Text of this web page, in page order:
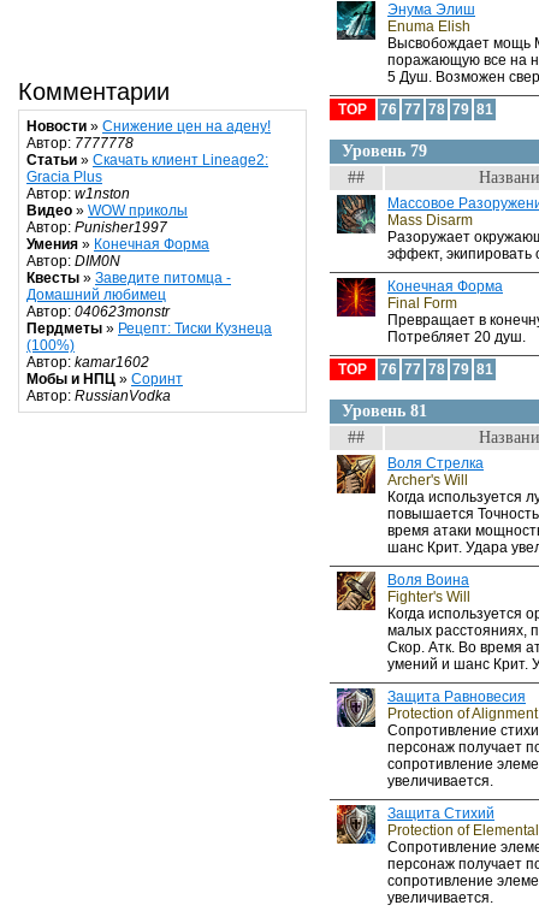
Комментарии
Новости » Снижение цен на адену!
Автор: 7777778
Статьи » Скачать клиент Lineage2:
Gracia Plus
Автор: w1nston
Видео » WOW приколы
Автор: Punisher1997
Умения » Конечная Форма
Автор: DIM0N
Квесты » Заведите питомца -
Домашний любимец
Автор: 040623monstr
Пердметы » Рецепт: Тиски Кузнеца
(100%)
Автор: kamar1602
Мобы и НПЦ » Соринт
Автор: RussianVodka
Энума Элиш
Enuma Elish
Высвобождает мощь
поражающую все на
5 Душ. Возможен
TOP
76 77 78 79 81
Уровень 79
##
Массовое
Mass Disarm
Разоружает
эффект, экипировать
Конечная Форма
Final Form
Превращает в
Потребляет 20 душ.
TOP
76 77 78 79 81
Уровень 81
##
Воля Стрелка
Archer's Will
Когда используется
повышается
время атаки
шанс Крит. Удара
Воля Воина
Fighter's Will
Когда используется
малых расстояниях,
Скор. Атк. Во время
умений и шанс Крит.
Защита Равновесия
Protection of Alignment
Сопротивление
персонаж получает
сопротивление
увеличивается.
Защита Стихий
Protection of Elemental
Сопротивление
персонаж получает
сопротивление
увеличивается.